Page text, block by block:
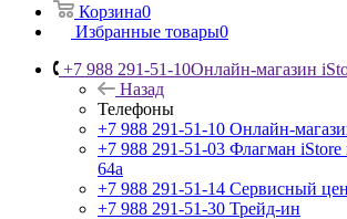
Корзина0
Избранные товары0
+7 988 291-51-10Онлайн-магазин
Назад
Телефоны
+7 988 291-51-10 Онлайн-
+7 988 291-51-03 Флагман iStore
64а
+7 988 291-51-14 Сервисный
+7 988 291-51-30 Трейд-ин